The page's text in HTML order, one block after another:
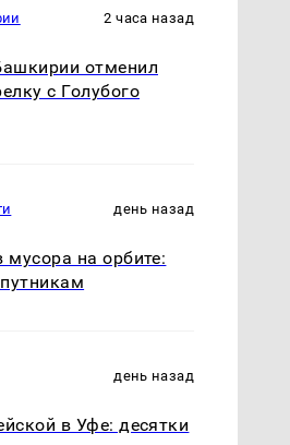
2 часа назад
отменил
с Голубого
день назад
на орбите:
день назад
в Уфе: десятки